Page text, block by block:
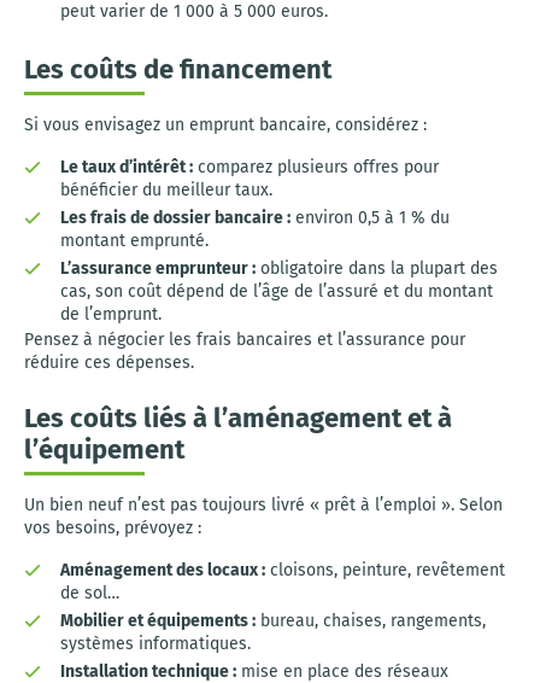
peut varier de 1 000 à 5 000 euros.
Les coûts de financement
Si vous envisagez un emprunt bancaire, considérez :
Le taux d’intérêt : comparez plusieurs offres pour
bénéficier du meilleur taux.
Les frais de dossier bancaire : environ 0,5 à 1 % du
montant emprunté.
L’assurance emprunteur : obligatoire dans la plupart des
cas, son coût dépend de l’âge de l’assuré et du montant
de l’emprunt.
Pensez à négocier les frais bancaires et l’assurance pour
réduire ces dépenses.
Les coûts liés à l’aménagement et à
l’équipement
Un bien neuf n’est pas toujours livré « prêt à l’emploi ». Selon
vos besoins, prévoyez :
Aménagement des locaux : cloisons, peinture, revêtement
de sol…
Mobilier et équipements : bureau, chaises, rangements,
systèmes informatiques.
Installation technique : mise en place des réseaux